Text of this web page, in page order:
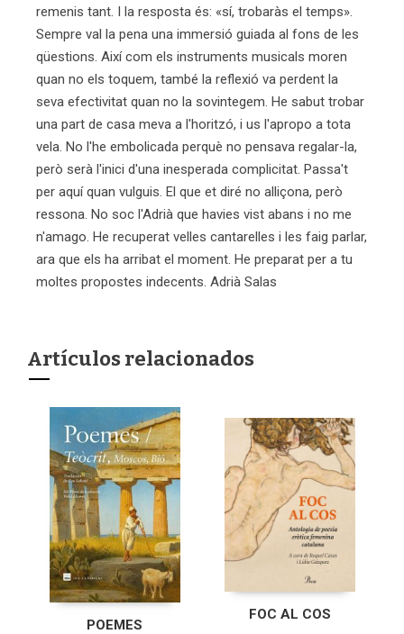
remenis tant. I la resposta és: «sí, trobaràs el temps».
Sempre val la pena una immersió guiada al fons de les
qüestions. Així com els instruments musicals moren
quan no els toquem, també la reflexió va perdent la
seva efectivitat quan no la sovintegem. He sabut trobar
una part de casa meva a l'horitzó, i us l'apropo a tota
vela. No l'he embolicada perquè no pensava regalar-la,
però serà l'inici d'una inesperada complicitat. Passa't
per aquí quan vulguis. El que et diré no alliçona, però
ressona. No soc l'Adrià que havies vist abans i no me
n'amago. He recuperat velles cantarelles i les faig parlar,
ara que els ha arribat el moment. He preparat per a tu
moltes propostes indecents. Adrià Salas
Artículos relacionados
POEMES
FOC AL COS